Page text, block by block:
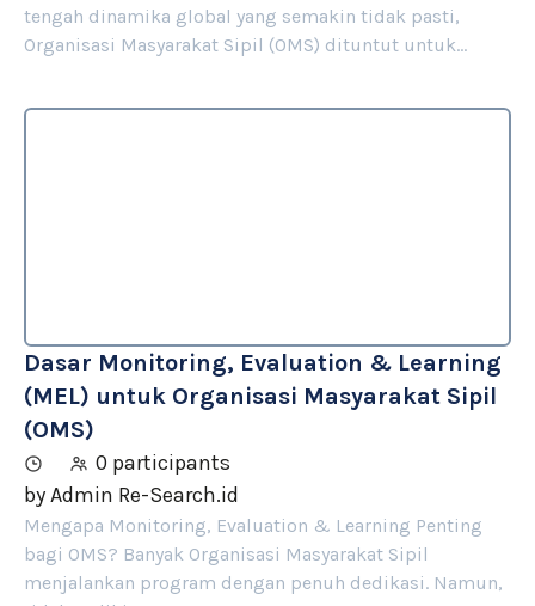
tengah dinamika global yang semakin tidak pasti,
Organisasi Masyarakat Sipil (OMS) dituntut untuk…
Dasar Monitoring, Evaluation & Learning
(MEL) untuk Organisasi Masyarakat Sipil
(OMS)
0 participants
byAdmin Re-Search.id
Mengapa Monitoring, Evaluation & Learning Penting
bagi OMS? Banyak Organisasi Masyarakat Sipil
menjalankan program dengan penuh dedikasi. Namun,